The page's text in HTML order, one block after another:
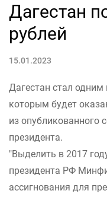
Дагестан
рублей
15.01.2023
Дагестан стал одним
которым будет
из опубликованного
президента.
"Выделить в 2017
президента РФ
ассигнования для